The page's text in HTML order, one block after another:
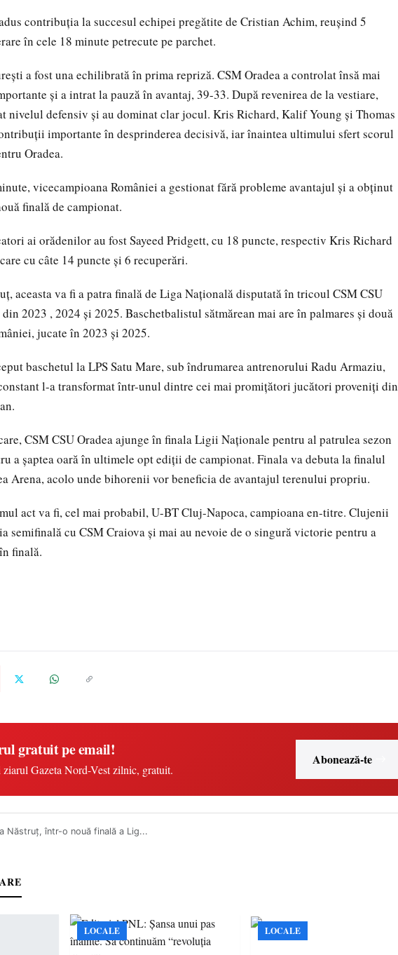
contribuția la succesul echipei pregătite de Cristian Achim, reușind 5
în cele 18 minute petrecute pe parchet.
a fost una echilibrată în prima repriză. CSM Oradea a controlat însă mai
și a intrat la pauză în avantaj, 39-33. După revenirea de la vestiare,
nivelul defensiv și au dominat clar jocul. Kris Richard, Kalif Young și Thomas
importante în desprinderea decisivă, iar înaintea ultimului sfert scorul
Oradea.
vicecampioana României a gestionat fără probleme avantajul și a obținut
finală de campionat.
ai orădenilor au fost Sayeed Pridgett, cu 18 puncte, respectiv Kris Richard
cu câte 14 puncte și 6 recuperări.
aceasta va fi a patra finală de Liga Națională disputată în tricoul CSM CSU
2023 , 2024 și 2025. Baschetbalistul sătmărean mai are în palmares și două
jucate în 2023 și 2025.
baschetul la LPS Satu Mare, sub îndrumarea antrenorului Radu Armaziu,
l-a transformat într-unul dintre cei mai promițători jucători proveniți din
CSM CSU Oradea ajunge în finala Ligii Naționale pentru al patrulea sezon
a șaptea oară în ultimele opt ediții de campionat. Finala va debuta la finalul
Arena, acolo unde bihorenii vor beneficia de avantajul terenului propriu.
act va fi, cel mai probabil, U-BT Cluj-Napoca, campioana en-titre. Clujenii
semifinală cu CSM Craiova și mai au nevoie de o singură victorie pentru a
finală.
gratuit pe email!
ziarul Gazeta Nord-Vest zilnic, gratuit.
Abonează-te
Năstruț, într-o nouă finală a Lig...
LOCALE LOCALE